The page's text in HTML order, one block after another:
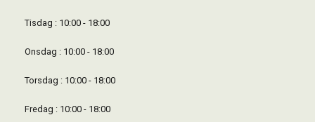
Tisdag : 10:00 - 18:00
Onsdag : 10:00 - 18:00
Torsdag : 10:00 - 18:00
Fredag : 10:00 - 18:00